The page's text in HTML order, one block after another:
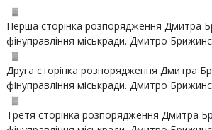
Перша сторінка розпорядження Дмитра
фінуправління міськради. Дмитро
Друга сторінка розпорядження Дмитра
фінуправління міськради. Дмитро
Третя сторінка розпорядження Дмитра